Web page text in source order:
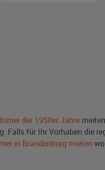
der 1950er Jahre
Falls für Ihr Vorhaben die
in Brandenburg mieten